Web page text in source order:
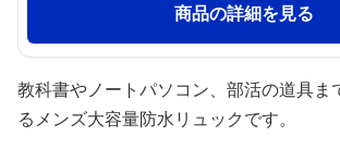
商品の詳細を見る
教科書やノートパソコン、部活の道具ま
るメンズ大容量防水リュックです。